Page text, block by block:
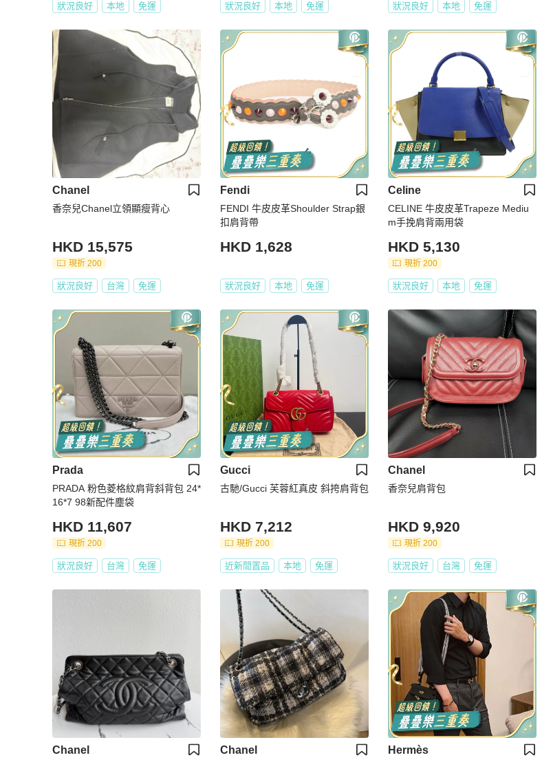
狀況良好 本地 免運 狀況良好 本地 免運 狀況良好 本地 免運
Chanel
香奈兒Chanel立領顯瘦背心
HKD 15,575
現折 200
狀況良好 台灣 免運
Fendi
FENDI 牛皮皮革Shoulder Strap銀
扣肩背帶
HKD 1,628
狀況良好 本地 免運
Celine
CELINE 牛皮皮革Trapeze Mediu
m手挽肩背兩用袋
HKD 5,130
現折 200
狀況良好 本地 免運
Prada
PRADA 粉色菱格紋肩背斜背包 24*
16*7 98新配件塵袋
HKD 11,607
現折 200
狀況良好 台灣 免運
Gucci
古馳/Gucci 芙蓉紅真皮 斜挎肩背包
HKD 7,212
現折 200
近新閒置品 本地 免運
Chanel
香奈兒肩背包
HKD 9,920
現折 200
狀況良好 台灣 免運
Chanel Chanel Hermès